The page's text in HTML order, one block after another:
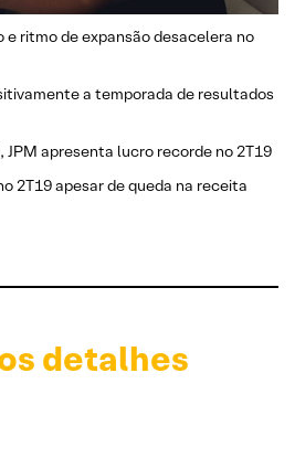
e ritmo de expansão desacelera no
a temporada de resultados
JPM apresenta lucro recorde no 2T19
2T19 apesar de queda na receita
detalhes